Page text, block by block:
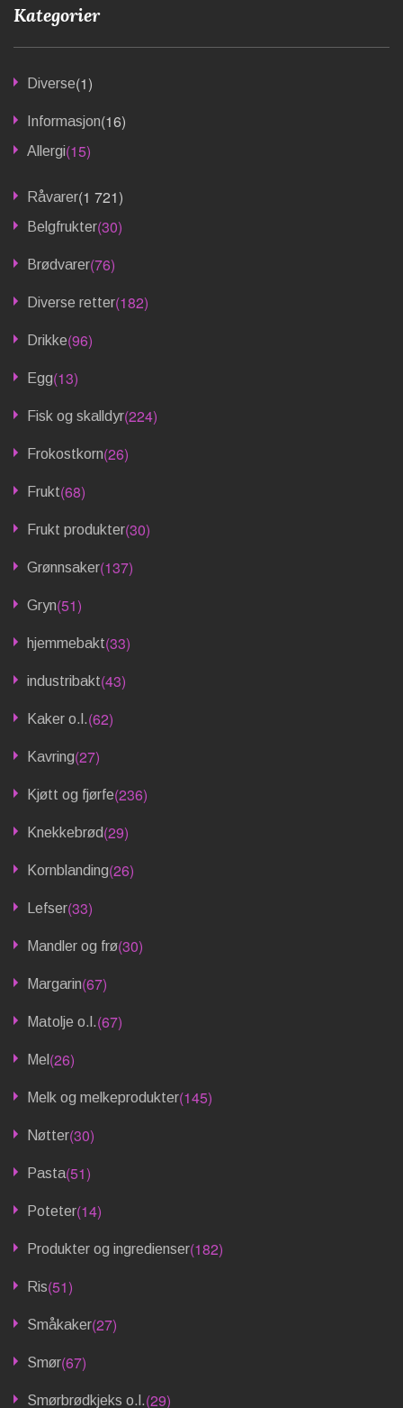
Kategorier
Diverse(1)
Informasjon(16)
Allergi(15)
Råvarer(1 721)
Belgfrukter(30)
Brødvarer(76)
Diverse retter(182)
Drikke(96)
Egg(13)
Fisk og skalldyr(224)
Frokostkorn(26)
Frukt(68)
Frukt produkter(30)
Grønnsaker(137)
Gryn(51)
hjemmebakt(33)
industribakt(43)
Kaker o.l.(62)
Kavring(27)
Kjøtt og fjørfe(236)
Knekkebrød(29)
Kornblanding(26)
Lefser(33)
Mandler og frø(30)
Margarin(67)
Matolje o.l.(67)
Mel (26)
Melk og melkeprodukter(145)
Nøtter(30)
Pasta(51)
Poteter(14)
Produkter og ingredienser(182)
Ris(51)
Småkaker(27)
Smør(67)
Smørbrødkjeks o.l.(29)